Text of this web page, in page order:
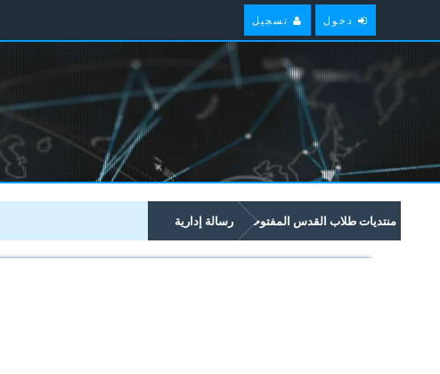
دخول تسجيل
منتديات طلاب القدس المفتوحة رسالة إدارية